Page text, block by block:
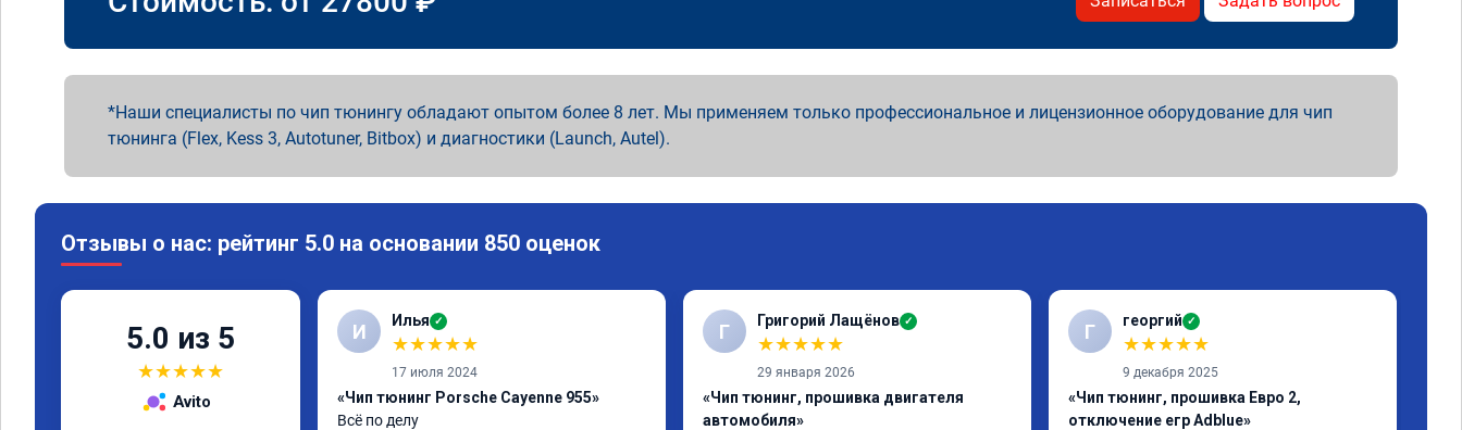
Наши специалисты по чип тюнингу обладают опытом более 8 лет. Мы применяем только профессиональное и лицензионное оборудование для чип
тюнинга (Flex, Kess 3, Autotuner, Bitbox) и диагностики (Launch, Autel).
Отзывы о нас: рейтинг 5.0 на основании 850 оценок
5.0 из 5
★★★★★
Avito
И Илья ✓
★★★★★
17 июля 2024
«Чип тюнинг Porsche Cayenne 955»
Всё по делу
Г Григорий Лащёнов ✓
★★★★★
29 января 2026
«Чип тюнинг, прошивка двигателя
автомобиля»
Г георгий ✓
★★★★★
9 декабря 2025
«Чип тюнинг, прошивка Евро 2,
отключение егр Adblue»